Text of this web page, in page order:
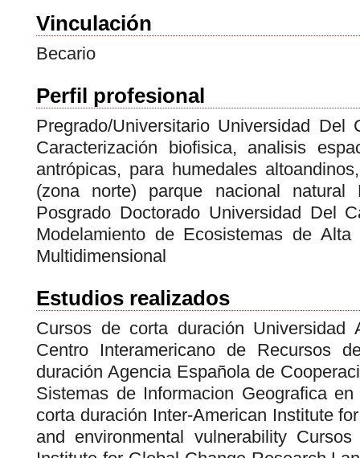
Vinculación
Becario
Perfil profesional
Pregrado/Universitario Universidad
Caracterización biofisica, analisis
antrópicas, para humedales
(zona norte) parque nacional
Posgrado Doctorado Universidad Del
Modelamiento de Ecosistemas de
Multidimensional
Estudios realizados
Cursos de corta duración Universidad
Centro Interamericano de Recursos
duración Agencia Española de
Sistemas de Informacion Geografica
corta duración Inter-American Institute
and environmental vulnerability